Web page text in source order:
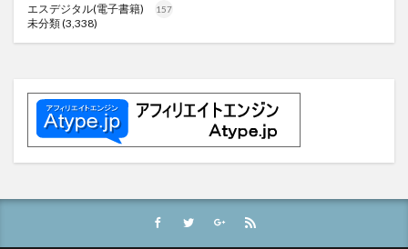
エスデジタル(電子書籍) 157
未分類(3,338)